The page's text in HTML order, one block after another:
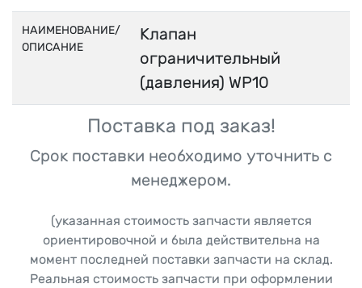
НАИМЕНОВАНИЕ/
ОПИСАНИЕ
Клапан
ограничительный
(давления) WP10
Поставка под заказ!
Срок поставки необходимо уточнить с
менеджером.
(указанная стоимость запчасти является
ориентировочной и была действительна на
момент последней поставки запчасти на склад.
Реальная стоимость запчасти при оформлении